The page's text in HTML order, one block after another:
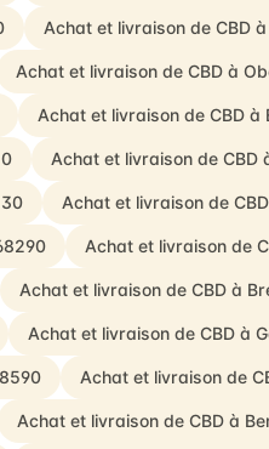
Achat et livraison de CBD
Achat et livraison de CBD à
Achat et livraison de CBD
Achat et livraison de CBD
Achat et livraison de
Achat et livraison de
Achat et livraison de CBD à
Achat et livraison de CBD à
Achat et livraison de
Achat et livraison de CBD à